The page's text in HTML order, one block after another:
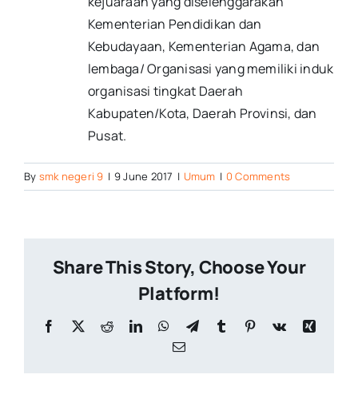
Kementerian Pendidikan dan
Kebudayaan, Kementerian Agama, dan
lembaga/ Organisasi yang memiliki induk
organisasi tingkat Daerah
Kabupaten/Kota, Daerah Provinsi, dan
Pusat.
By smk negeri 9 | 9 June 2017 | Umum | 0 Comments
Share This Story, Choose Your
Platform!
Facebook
X RedditLinkedInWhatsApp
TelegramTumblr Pinterest
Vk
Xing
Email